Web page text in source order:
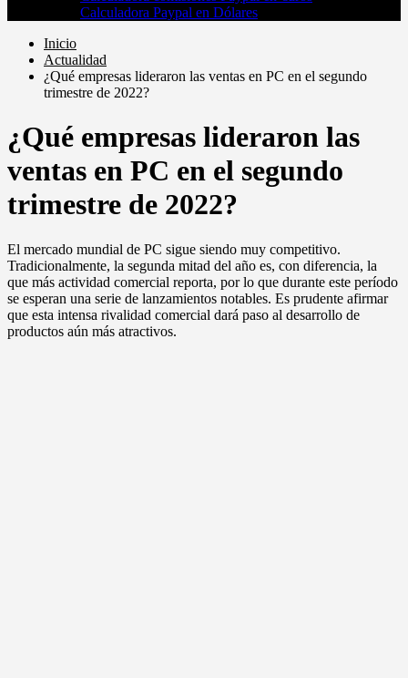
Calculadora Paypal en Dólares
Inicio
Actualidad
¿Qué empresas lideraron las ventas en PC en el segundo
trimestre de 2022?
¿Qué empresas lideraron las
ventas en PC en el segundo
trimestre de 2022?
El mercado mundial de PC sigue siendo muy competitivo.
Tradicionalmente, la segunda mitad del año es, con diferencia, la
que más actividad comercial reporta, por lo que durante este período
se esperan una serie de lanzamientos notables. Es prudente afirmar
que esta intensa rivalidad comercial dará paso al desarrollo de
productos aún más atractivos.